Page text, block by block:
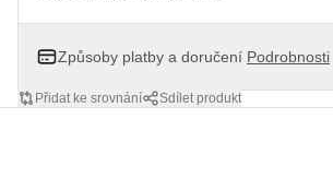
Způsoby platby a doručení Podrobnosti
Přidat ke srovnání Sdílet produkt